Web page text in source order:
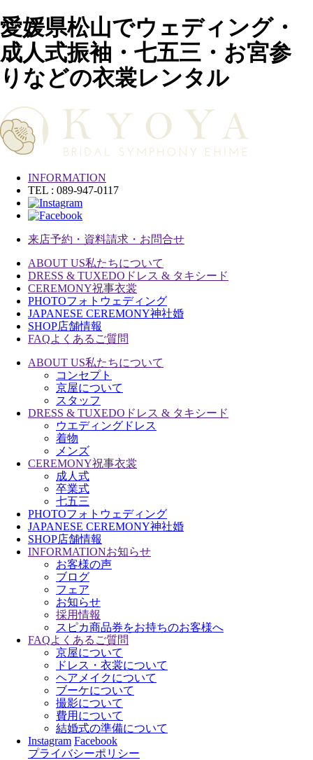
愛媛県松山でウェディング・
成人式振袖・七五三・お宮参
りなどの衣裳レンタル
INFORMATION
TEL : 089-947-0117
来店予約・資料請求・お問合せ
ABOUT US私たちについて
DRESS & TUXEDO ドレス & タキシード
CEREMONY祝事衣裳
PHOTOフォトウェディング
JAPANESE CEREMONY神社婚
SHOP店舗情報
FAQよくあるご質問
ABOUT US私たちについて
コンセプト
京屋について
スタッフ
DRESS & TUXEDO ドレス & タキシード
ウエディングドレス
着物
メンズ
CEREMONY祝事衣裳
成人式
卒業式
七五三
PHOTOフォトウェディング
JAPANESE CEREMONY神社婚
SHOP店舗情報
INFORMATIONお知らせ
お客様の声
ブログ
フェア
お知らせ
採用情報
スピカ商品券をお持ちのお客様へ
FAQよくあるご質問
京屋について
ドレス・衣裳について
ヘアメイクについて
ブーケについて
撮影について
費用について
結婚式の準備について
Instagram Facebook
プライバシーポリシー